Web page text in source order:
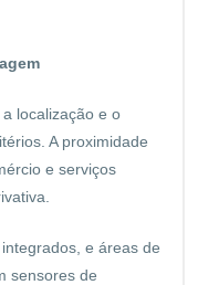
localização e o
A proximidade
e serviços
e áreas de
sensores de